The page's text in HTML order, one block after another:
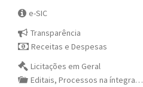
e-SIC
Transparência
Receitas e Despesas
Licitações em Geral
Editais, Processos na íntegra…